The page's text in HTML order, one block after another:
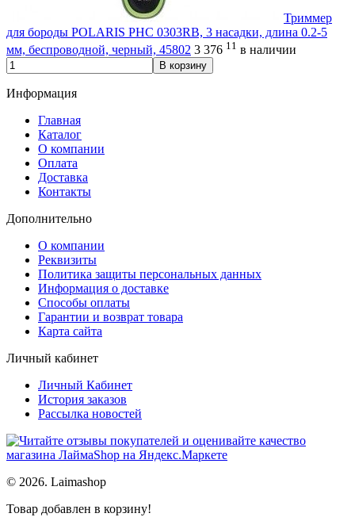
Триммер
для бороды POLARIS PHC 0303RB, 3 насадки, длина 0.2-5
мм, беспроводной, черный, 45802 3 376 11 в наличии
В корзину
Информация
Главная
Каталог
О компании
Оплата
Доставка
Контакты
Дополнительно
О компании
Реквизиты
Политика защиты персональных данных
Информация о доставке
Способы оплаты
Гарантии и возврат товара
Карта сайта
Личный кабинет
Личный Кабинет
История заказов
Рассылка новостей
© 2026. Laimashop
Товар добавлен в корзину!